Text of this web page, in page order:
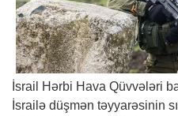
İsrail Hərbi Hava Qüvvələri
İsrailə düşmən təyyarəsinin